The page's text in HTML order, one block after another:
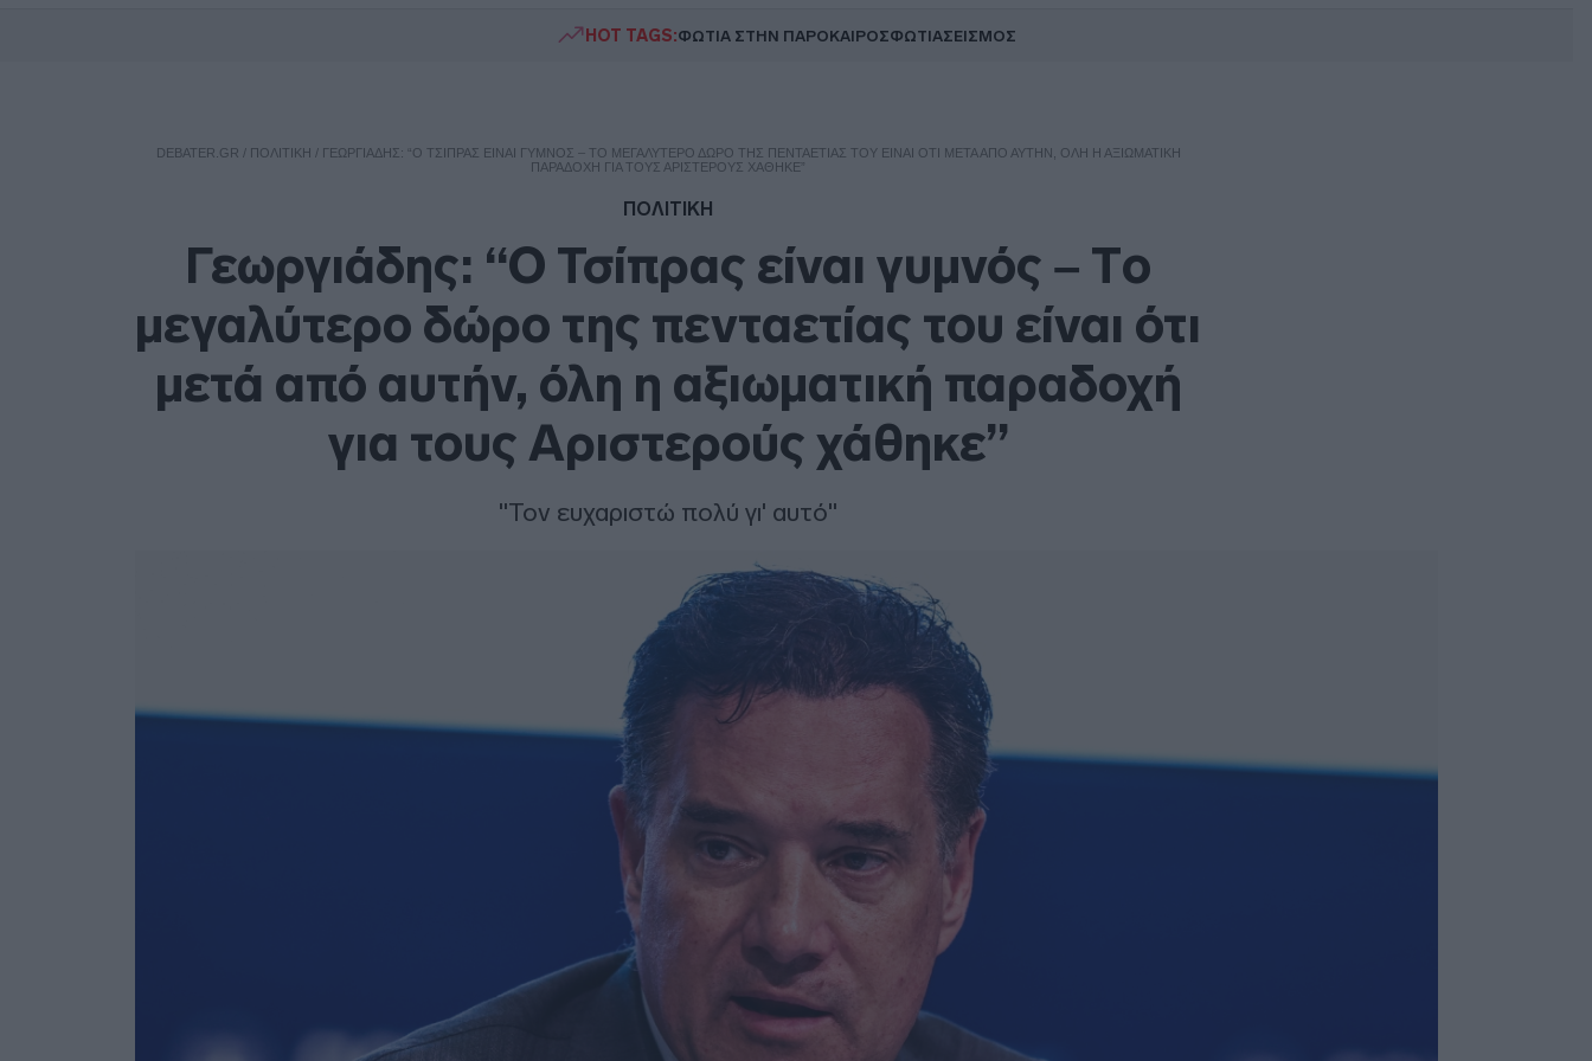
HOT TAGS:ΦΩΤΙΑ ΣΤΗΝ ΠΑΡΟΚΑΙΡΟΣΦΩΤΙΑΣΕΙΣΜΟΣ
DEBATER.GR / ΠΟΛΙΤΙΚΗ / ΓΕΩΡΓΙΆΔΗΣ: “Ο ΤΣΊΠΡΑΣ ΕΊΝΑΙ ΓΥΜΝΌΣ – TΟ ΜΕΓΑΛΎΤΕΡΟ ΔΏΡΟ ΤΗΣ ΠΕΝΤΑΕΤΊΑΣ ΤΟΥ ΕΊΝΑΙ ΌΤΙ ΜΕΤΆ ΑΠΌ ΑΥΤΉΝ, ΌΛΗ Η ΑΞΙΩΜΑΤΙΚΉ
ΠΑΡΑΔΟΧΉ ΓΙΑ ΤΟΥΣ ΑΡΙΣΤΕΡΟΎΣ ΧΆΘΗΚΕ”
ΠΟΛΙΤΙΚΗ
Γεωργιάδης: “Ο Τσίπρας είναι γυμνός – Tο
μεγαλύτερο δώρο της πενταετίας του είναι ότι
μετά από αυτήν, όλη η αξιωματική παραδοχή
για τους Αριστερούς χάθηκε”
"Τον ευχαριστώ πολύ γι' αυτό"